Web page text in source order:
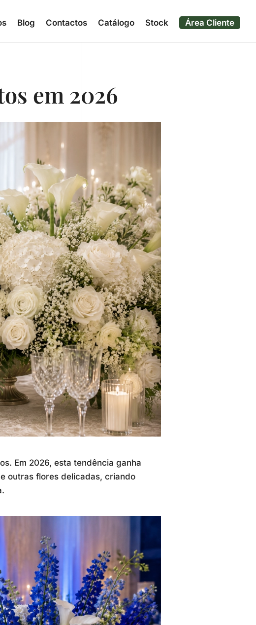
Blog Contactos Catálogo Stock Área Cliente
em 2026
Em 2026, esta tendência ganha
outras flores delicadas, criando